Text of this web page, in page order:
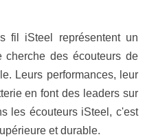
fil iSteel représentent un
cherche des écouteurs de
Leurs performances, leur
en font des leaders sur
les écouteurs iSteel, c'est
et durable.